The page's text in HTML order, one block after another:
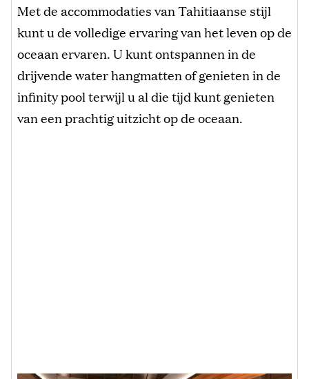
Met de accommodaties van Tahitiaanse stijl
kunt u de volledige ervaring van het leven op de
oceaan ervaren. U kunt ontspannen in de
drijvende water hangmatten of genieten in de
infinity pool terwijl u al die tijd kunt genieten
van een prachtig uitzicht op de oceaan.